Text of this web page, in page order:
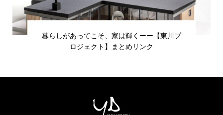
暮らしがあってこそ、家は輝くーー【東川プ
ロジェクト】まとめリンク